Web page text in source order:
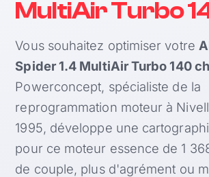
MultiAir Turbo
Vous souhaitez optimiser votre
Spider 1.4 MultiAir Turbo 140 ch
Powerconcept, spécialiste de la
reprogrammation moteur à
1995, développe une
pour ce moteur essence de 1
de couple, plus d'agrément ou